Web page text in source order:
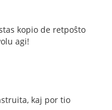
kopio de retpoŝto
agi!
kaj por tio